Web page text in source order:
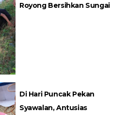
Royong Bersihkan Sungai
Di Hari Puncak Pekan
Syawalan, Antusias